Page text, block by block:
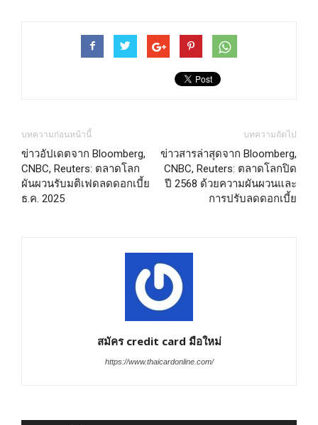
บทความก่อนหน้านี้
ข่าวอัปเดตจาก Bloomberg,
CNBC, Reuters: ตลาดโลก
ผันผวนรับมติเฟดลดดอกเบี้ย
ธ.ค. 2025
บทความถัดไป
ข่าวสารล่าสุดจาก Bloomberg,
CNBC, Reuters: ตลาดโลกปิด
ปี 2568 ด้วยความผันผวนและ
การปรับลดดอกเบี้ย
สมัคร credit card มือใหม่
https://www.thaicardonline.com/